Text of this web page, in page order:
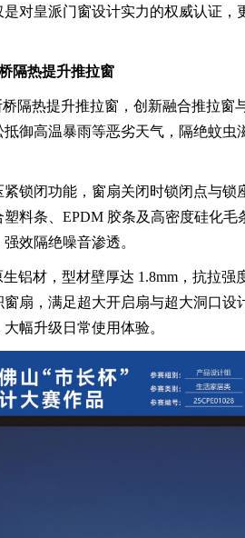
皇派门窗设计实力的权威认证，
热提升推拉窗
热提升推拉窗，创新融合推拉窗
御高温暴雨等恶劣天气，隔绝蚊
闭功能，窗扇关闭时锁闭点与锁
料条、EPDM 胶条及高密度硅化
效隔绝噪音渗透。
材，型材壁厚达 1.8mm，抗拉强
扇，满足超大开启扇与超大洞口
幅升级日常使用体验。